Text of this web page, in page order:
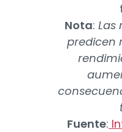
Nota: Las
predicen
Fuente: